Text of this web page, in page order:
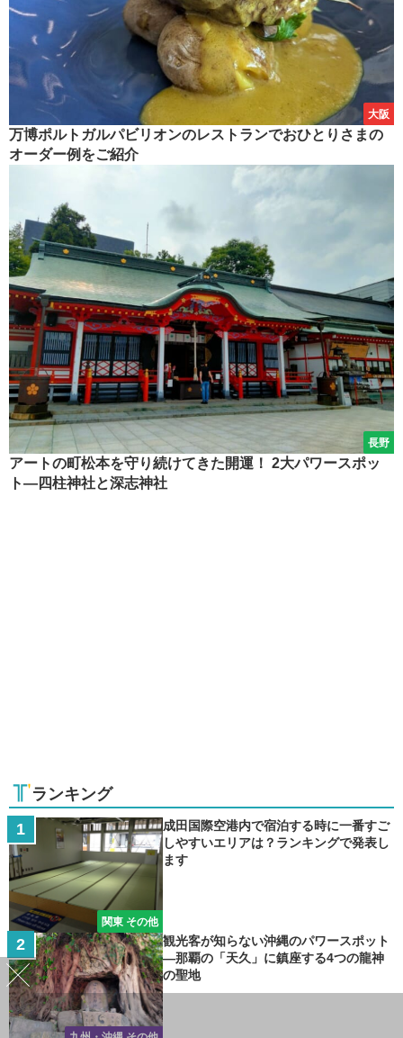
大阪
万博ポルトガルパビリオンのレストランでおひとりさまの
オーダー例をご紹介
長野
アートの町松本を守り続けてきた開運！ 2大パワースポッ
ト―四柱神社と深志神社
ランキング
関東 その他
成田国際空港内で宿泊する時に一番すご
しやすいエリアは？ランキングで発表し
ます
観光客が知らない沖縄のパワースポット
―那覇の「天久」に鎮座する4つの龍神
の聖地